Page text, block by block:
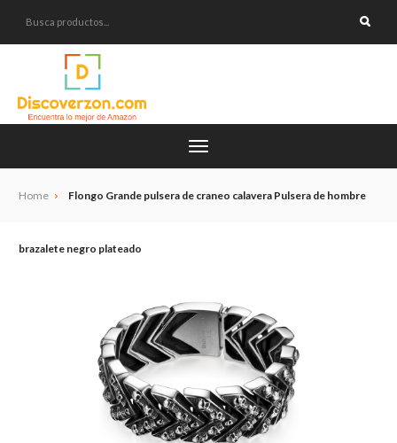
Home Flongo Grande pulsera de craneo calavera Pulsera de hombre
brazalete negro plateado